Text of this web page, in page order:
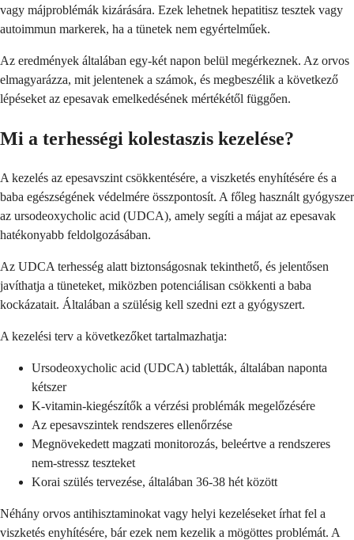
vagy májproblémák kizárására. Ezek lehetnek hepatitisz tesztek vagy
autoimmun markerek, ha a tünetek nem egyértelműek.
Az eredmények általában egy-két napon belül megérkeznek. Az orvos
elmagyarázza, mit jelentenek a számok, és megbeszélik a következő
lépéseket az epesavak emelkedésének mértékétől függően.
Mi a terhességi kolestaszis kezelése?
A kezelés az epesavszint csökkentésére, a viszketés enyhítésére és a
baba egészségének védelmére összpontosít. A főleg használt gyógyszer
az ursodeoxycholic acid (UDCA), amely segíti a májat az epesavak
hatékonyabb feldolgozásában.
Az UDCA terhesség alatt biztonságosnak tekinthető, és jelentősen
javíthatja a tüneteket, miközben potenciálisan csökkenti a baba
kockázatait. Általában a szülésig kell szedni ezt a gyógyszert.
A kezelési terv a következőket tartalmazhatja:
Ursodeoxycholic acid (UDCA) tabletták, általában naponta
kétszer
K-vitamin-kiegészítők a vérzési problémák megelőzésére
Az epesavszintek rendszeres ellenőrzése
Megnövekedett magzati monitorozás, beleértve a rendszeres
nem-stressz teszteket
Korai szülés tervezése, általában 36-38 hét között
Néhány orvos antihisztaminokat vagy helyi kezeléseket írhat fel a
viszketés enyhítésére, bár ezek nem kezelik a mögöttes problémát. A